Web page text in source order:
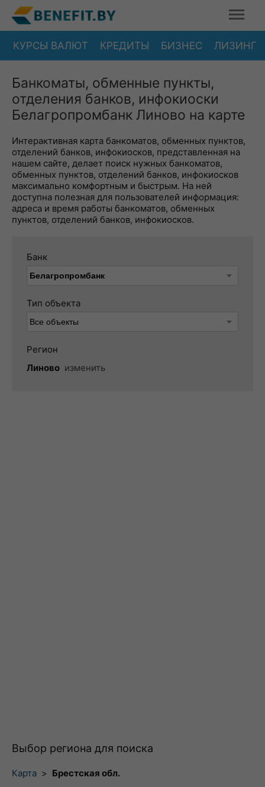
КУРСЫ ВАЛЮТ КРЕДИТЫ БИЗНЕС ЛИЗИНГ
Банкоматы, обменные пункты,
отделения банков, инфокиоски
Белагропромбанк Линово на карте
Интерактивная карта банкоматов, обменных пунктов,
отделений банков, инфокиосков, представленная на
нашем сайте, делает поиск нужных банкоматов,
обменных пунктов, отделений банков, инфокиосков
максимально комфортным и быстрым. На ней
доступна полезная для пользователей информация:
адреса и время работы банкоматов, обменных
пунктов, отделений банков, инфокиосков.
Банк
Тип объекта
Регион
Линово изменить
Выбор региона для поиска
Карта > Брестская обл.